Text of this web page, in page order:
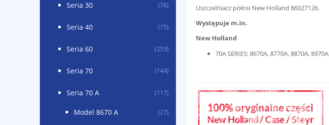
Seria 30 (76)
Seria 40 (75)
Seria 60 (253)
Seria 70 (144)
Seria 70 A (117)
Model 8670 A (27)
Uszczelniacz półosi New Holland 86027126.
Występuje m.in.
New Holland
70A SERIES: 8670A, 8770A, 8870A, 8970A